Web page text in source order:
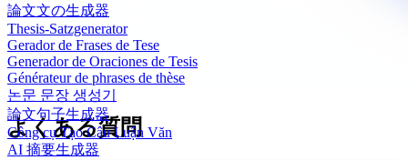
論文文の生成器
Thesis-Satzgenerator
Gerador de Frases de Tese
Generador de Oraciones de Tesis
Générateur de phrases de thèse
논문 문장 생성기
論文句子生成器
Công cụ Tạo Câu Luận Văn
AI 摘要生成器
よくある質問